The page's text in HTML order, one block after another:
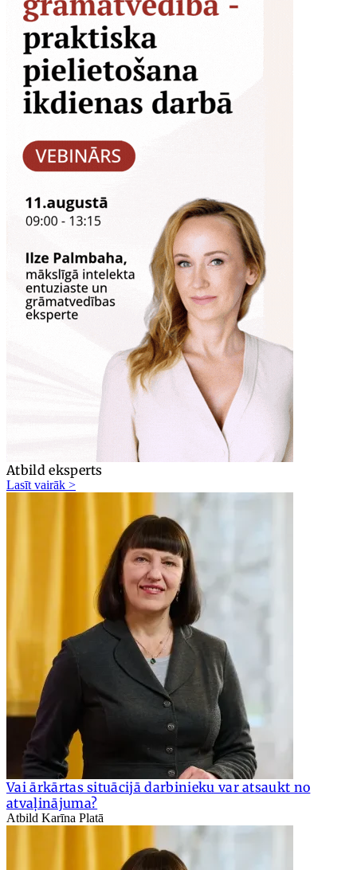
Atbild eksperts
Lasīt vairāk >
Vai ārkārtas situācijā darbinieku var atsaukt no
atvaļinājuma?
Atbild Karīna Platā